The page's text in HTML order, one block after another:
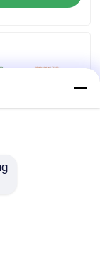
manyetik